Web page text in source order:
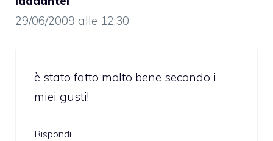
29/06/2009 alle 12:30
è stato fatto molto bene secondo i
miei gusti!
Rispondi